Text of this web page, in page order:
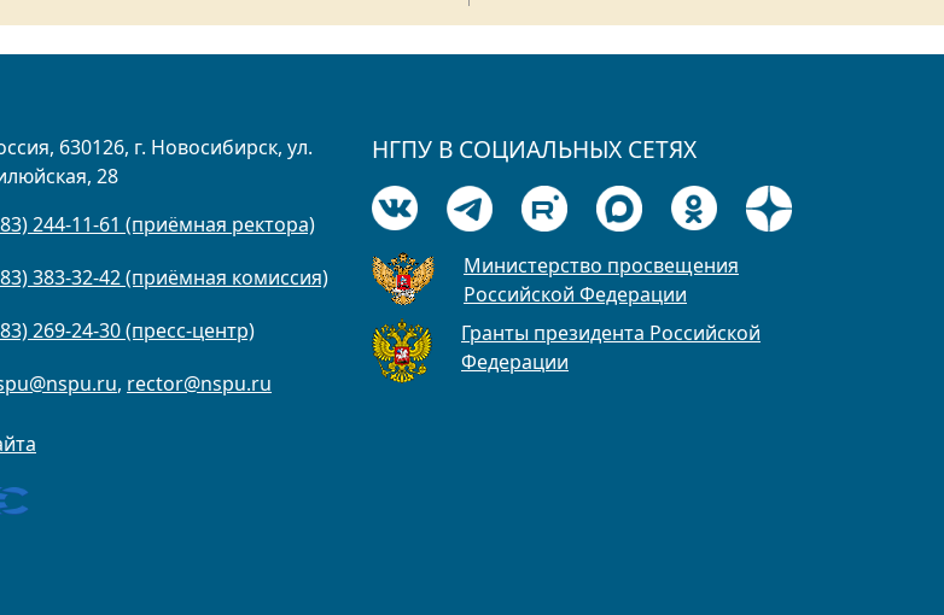
630126, г. Новосибирск, ул.
28
244-11-61 (приёмная ректора)
383-32-42 (приёмная комиссия)
269-24-30 (пресс-центр)
, rector@nspu.ru
НГПУ В СОЦИАЛЬНЫХ СЕТЯХ
Министерство просвещения
Российской Федерации
Гранты президента Российской
Федерации